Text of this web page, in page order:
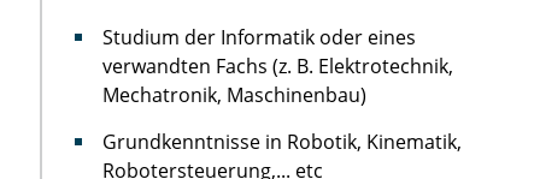
Studium der Informatik oder eines
verwandten Fachs (z. B. Elektrotechnik,
Mechatronik, Maschinenbau)
Grundkenntnisse in Robotik, Kinematik,
Robotersteuerung,... etc